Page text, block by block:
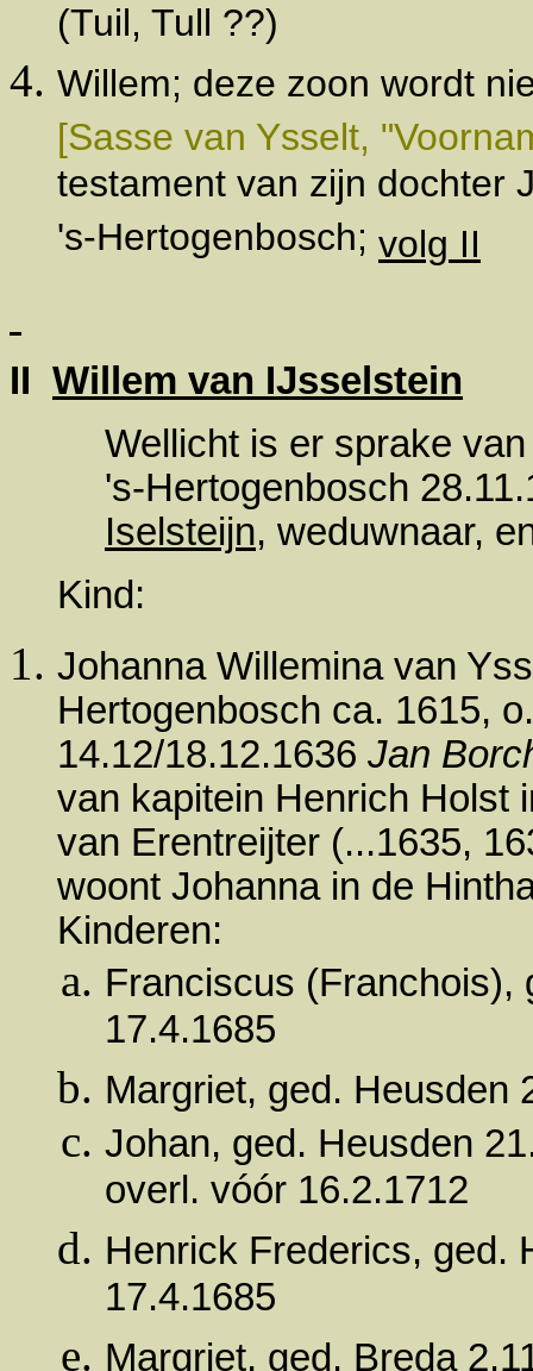
(Tuil, Tull ??)
Willem; deze zoon wordt
[Sasse van Ysselt,
testament van zijn dochter
's-Hertogenbosch; volg II
II Willem van IJsselstein
Wellicht is er sprake
's-Hertogenbosch
Iselsteijn, weduwnaar,
Kind:
Johanna Willemina van
Hertogenbosch ca. 1615,
14.12/18.12.1636 Jan
van kapitein Henrich Holst
van Erentreijter (...1635,
woont Johanna in de
Kinderen:
Franciscus (Franchois),
17.4.1685
Margriet, ged. Heusden
Johan, ged. Heusden
overl. vóór 16.2.1712
Henrick Frederics, ged.
17.4.1685
Margriet, ged. Breda